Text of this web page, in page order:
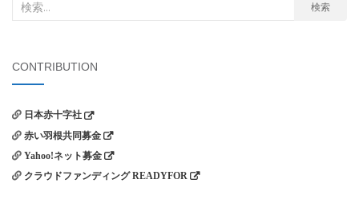
ゲ
シ
ョ
ン
象:
検索
CONTRIBUTION
日本赤十字社
赤い羽根共同募金
Yahoo!ネット募金
クラウドファンディング READYFOR